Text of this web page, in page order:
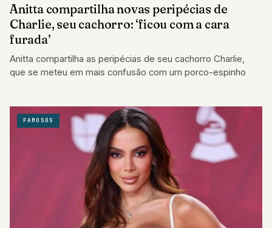
Anitta compartilha novas peripécias de
Charlie, seu cachorro: ‘ficou com a cara
furada’
Anitta compartilha as peripécias de seu cachorro Charlie,
que se meteu em mais confusão com um porco-espinho
FAMOSOS